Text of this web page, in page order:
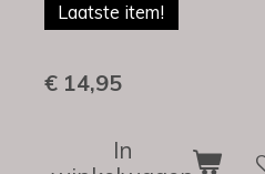
Laatste item!
€ 14,95
In